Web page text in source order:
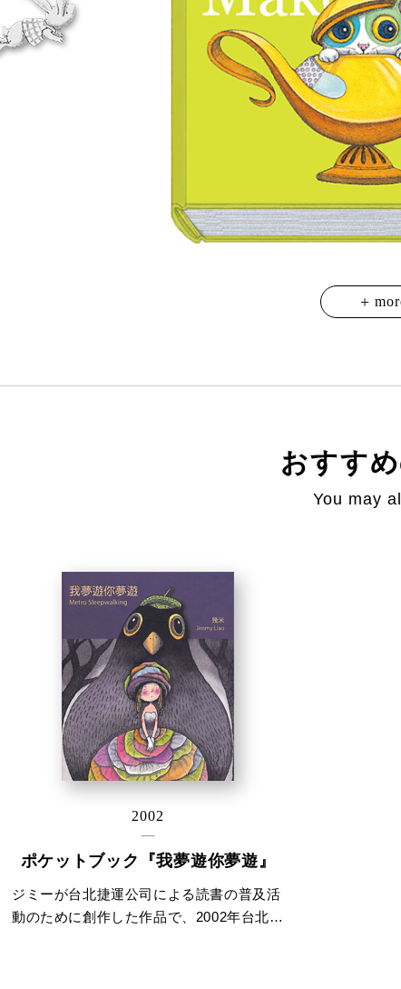
おすす
You may
2002
ポケットブック『我夢遊你夢遊』
ジミーが台北捷運公司による読書の普及活
動のために創作した作品で、2002年台北国